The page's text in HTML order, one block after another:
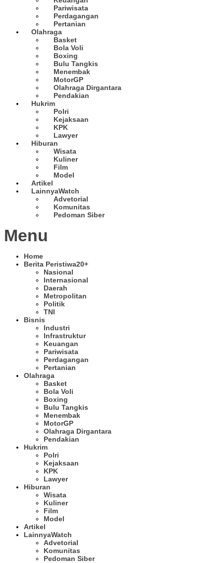
Pariwisata
Perdagangan
Pertanian
Olahraga
Basket
Bola Voli
Boxing
Bulu Tangkis
Menembak
MotorGP
Olahraga Dirgantara
Pendakian
Hukrim
Polri
Kejaksaan
KPK
Lawyer
Hiburan
Wisata
Kuliner
Film
Model
Artikel
LainnyaWatch
Advetorial
Komunitas
Pedoman Siber
Menu
Home
Berita Peristiwa20+
Nasional
Internasional
Daerah
Metropolitan
Politik
TNI
Bisnis
Industri
Infrastruktur
Keuangan
Pariwisata
Perdagangan
Pertanian
Olahraga
Basket
Bola Voli
Boxing
Bulu Tangkis
Menembak
MotorGP
Olahraga Dirgantara
Pendakian
Hukrim
Polri
Kejaksaan
KPK
Lawyer
Hiburan
Wisata
Kuliner
Film
Model
Artikel
LainnyaWatch
Advetorial
Komunitas
Pedoman Siber